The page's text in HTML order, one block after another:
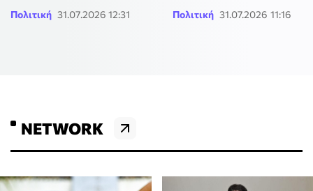
Πολιτική 31.07.2026 12:31 Πολιτική 31.07.2026 11:16
NETWORK